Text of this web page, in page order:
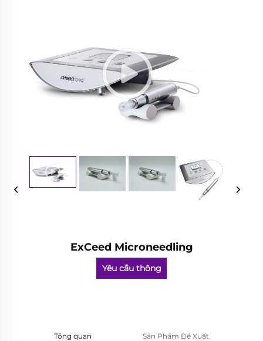
ExCeed Microneedling
Yêu cầu thông
Tổng quan Sản Phẩm Đề Xuất